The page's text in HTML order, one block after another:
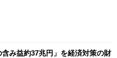
含み益約37兆円」を経済対策の財